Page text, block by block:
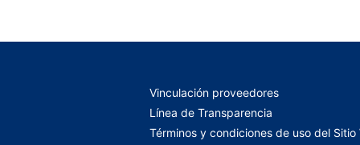
Vinculación proveedores
Línea de Transparencia
Términos y condiciones de uso del Sitio